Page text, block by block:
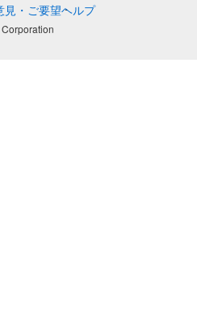
見・ご要望ヘルプ